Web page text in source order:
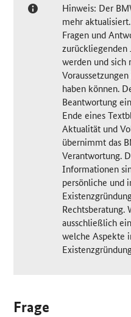
Hinweis: Der
mehr
Fragen und
zurückliegenden
werden und sich
haben können.
Beantwortung
Ende eines
Aktualität und
übernimmt das
Verantwortung.
Informationen
persönliche und
ausschließlich
welche Aspekte
Frage